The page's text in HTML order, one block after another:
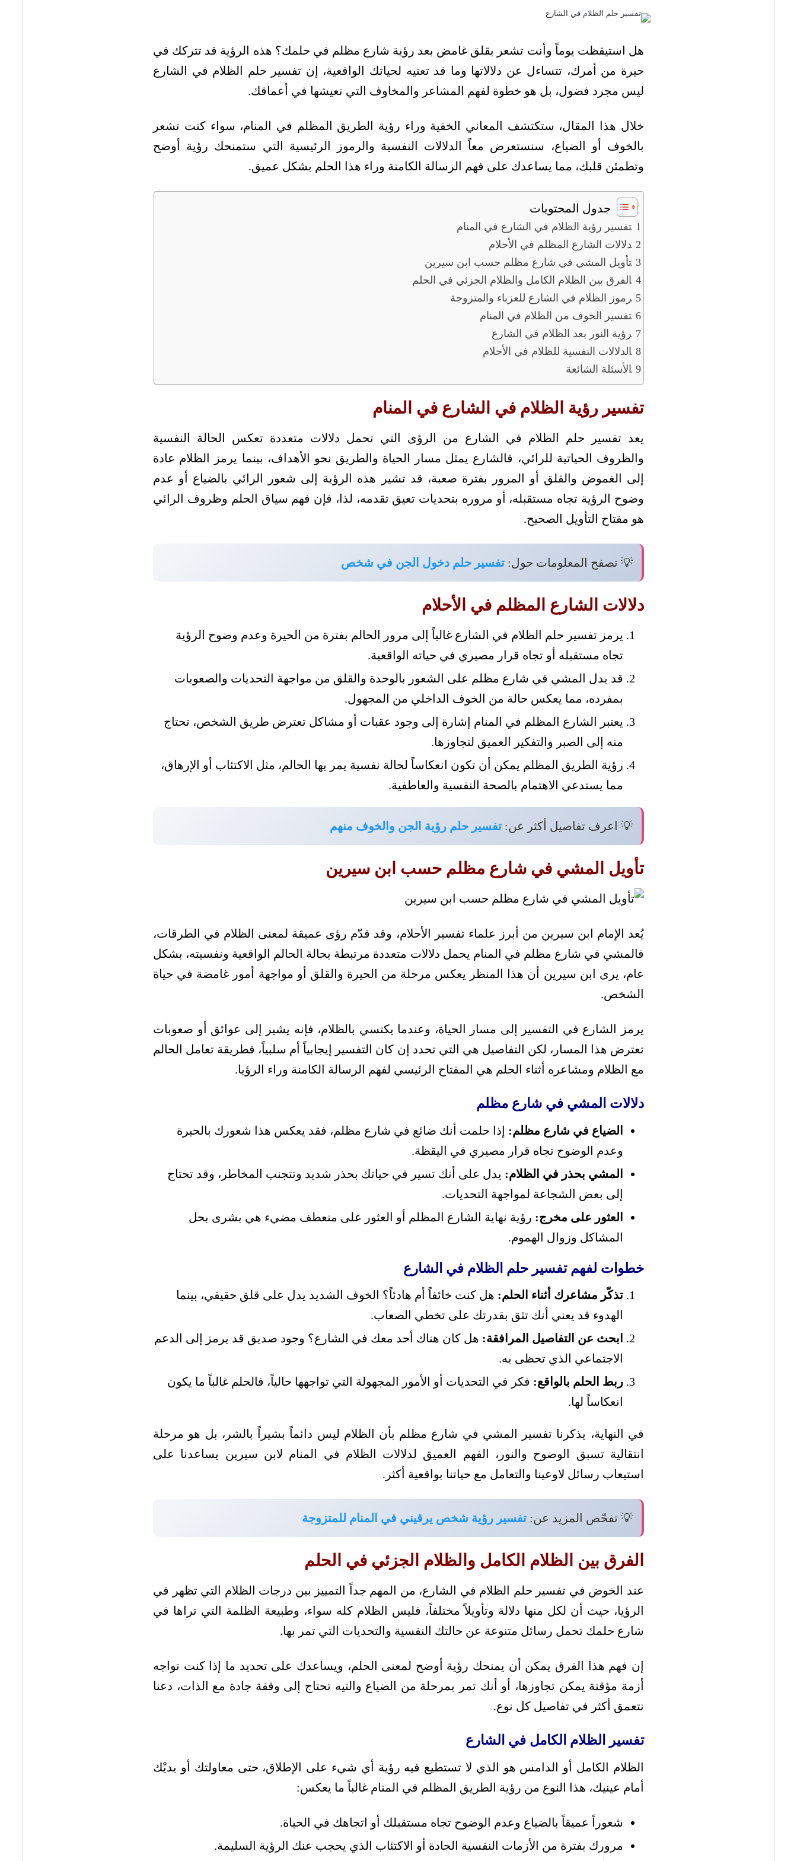
هل استيقظت يوماً وأنت تشعر بقلق غامض بعد رؤية شارع مظلم في حلمك؟ هذه الرؤية قد تتركك في
حيرة من أمرك، تتساءل عن دلالاتها وما قد تعنيه لحياتك الواقعية، إن تفسير حلم الظلام في الشارع
ليس مجرد فضول، بل هو خطوة لفهم المشاعر والمخاوف التي تعيشها في أعماقك.
خلال هذا المقال، ستكتشف المعاني الخفية وراء رؤية الطريق المظلم في المنام، سواء كنت تشعر
بالخوف أو الضياع، سنستعرض معاً الدلالات النفسية والرموز الرئيسية التي ستمنحك رؤية أوضح
وتطمئن قلبك، مما يساعدك على فهم الرسالة الكامنة وراء هذا الحلم بشكل عميق.
جدول المحتويات
تفسير رؤية الظلام في الشارع في المنام
دلالات الشارع المظلم في الأحلام
تأويل المشي في شارع مظلم حسب ابن سيرين
الفرق بين الظلام الكامل والظلام الجزئي في الحلم
رموز الظلام في الشارع للعزباء والمتزوجة
تفسير الخوف من الظلام في المنام
رؤية النور بعد الظلام في الشارع
الدلالات النفسية للظلام في الأحلام
الأسئلة الشائعة
تفسير رؤية الظلام في الشارع في المنام
يعد تفسير حلم الظلام في الشارع من الرؤى التي تحمل دلالات متعددة تعكس الحالة النفسية
والظروف الحياتية للرائي، فالشارع يمثل مسار الحياة والطريق نحو الأهداف، بينما يرمز الظلام عادة
إلى الغموض والقلق أو المرور بفترة صعبة، قد تشير هذه الرؤية إلى شعور الرائي بالضياع أو عدم
وضوح الرؤية تجاه مستقبله، أو مروره بتحديات تعيق تقدمه، لذا، فإن فهم سياق الحلم وظروف الرائي
هو مفتاح التأويل الصحيح.
💡 تصفح المعلومات حول:تفسير حلم دخول الجن في شخص
دلالات الشارع المظلم في الأحلام
يرمز تفسير حلم الظلام في الشارع غالباً إلى مرور الحالم بفترة من الحيرة وعدم وضوح الرؤية
تجاه مستقبله أو تجاه قرار مصيري في حياته الواقعية.
قد يدل المشي في شارع مظلم على الشعور بالوحدة والقلق من مواجهة التحديات والصعوبات
بمفرده، مما يعكس حالة من الخوف الداخلي من المجهول.
يعتبر الشارع المظلم في المنام إشارة إلى وجود عقبات أو مشاكل تعترض طريق الشخص، تحتاج
منه إلى الصبر والتفكير العميق لتجاوزها.
رؤية الطريق المظلم يمكن أن تكون انعكاساً لحالة نفسية يمر بها الحالم، مثل الاكتئاب أو الإرهاق،
مما يستدعي الاهتمام بالصحة النفسية والعاطفية.
💡 اعرف تفاصيل أكثر عن:تفسير حلم رؤية الجن والخوف منهم
تأويل المشي في شارع مظلم حسب ابن سيرين
يُعد الإمام ابن سيرين من أبرز علماء تفسير الأحلام، وقد قدّم رؤى عميقة لمعنى الظلام في الطرقات،
فالمشي في شارع مظلم في المنام يحمل دلالات متعددة مرتبطة بحالة الحالم الواقعية ونفسيته، بشكل
عام، يرى ابن سيرين أن هذا المنظر يعكس مرحلة من الحيرة والقلق أو مواجهة أمور غامضة في حياة
الشخص.
يرمز الشارع في التفسير إلى مسار الحياة، وعندما يكتسي بالظلام، فإنه يشير إلى عوائق أو صعوبات
تعترض هذا المسار، لكن التفاصيل هي التي تحدد إن كان التفسير إيجابياً أم سلبياً، فطريقة تعامل الحالم
مع الظلام ومشاعره أثناء الحلم هي المفتاح الرئيسي لفهم الرسالة الكامنة وراء الرؤيا.
دلالات المشي في شارع مظلم
الضياع في شارع مظلم: إذا حلمت أنك ضائع في شارع مظلم، فقد يعكس هذا شعورك بالحيرة
وعدم الوضوح تجاه قرار مصيري في اليقظة.
المشي بحذر في الظلام: يدل على أنك تسير في حياتك بحذر شديد وتتجنب المخاطر، وقد تحتاج
إلى بعض الشجاعة لمواجهة التحديات.
العثور على مخرج: رؤية نهاية الشارع المظلم أو العثور على منعطف مضيء هي بشرى بحل
المشاكل وزوال الهموم.
خطوات لفهم تفسير حلم الظلام في الشارع
تذكّر مشاعرك أثناء الحلم: هل كنت خائفاً أم هادئاً؟ الخوف الشديد يدل على قلق حقيقي، بينما
الهدوء قد يعني أنك تثق بقدرتك على تخطي الصعاب.
ابحث عن التفاصيل المرافقة: هل كان هناك أحد معك في الشارع؟ وجود صديق قد يرمز إلى الدعم
الاجتماعي الذي تحظى به.
ربط الحلم بالواقع: فكر في التحديات أو الأمور المجهولة التي تواجهها حالياً، فالحلم غالباً ما يكون
انعكاساً لها.
في النهاية، يذكرنا تفسير المشي في شارع مظلم بأن الظلام ليس دائماً بشيراً بالشر، بل هو مرحلة
انتقالية تسبق الوضوح والنور، الفهم العميق لدلالات الظلام في المنام لابن سيرين يساعدنا على
استيعاب رسائل لاوعينا والتعامل مع حياتنا بواقعية أكثر.
💡 تفحّص المزيد عن:تفسير رؤية شخص يرقيني في المنام للمتزوجة
الفرق بين الظلام الكامل والظلام الجزئي في الحلم
عند الخوض في تفسير حلم الظلام في الشارع، من المهم جداً التمييز بين درجات الظلام التي تظهر في
الرؤيا، حيث أن لكل منها دلالة وتأويلاً مختلفاً، فليس الظلام كله سواء، وطبيعة الظلمة التي تراها في
شارع حلمك تحمل رسائل متنوعة عن حالتك النفسية والتحديات التي تمر بها.
إن فهم هذا الفرق يمكن أن يمنحك رؤية أوضح لمعنى الحلم، ويساعدك على تحديد ما إذا كنت تواجه
أزمة مؤقتة يمكن تجاوزها، أو أنك تمر بمرحلة من الضياع والتيه تحتاج إلى وقفة جادة مع الذات، دعنا
نتعمق أكثر في تفاصيل كل نوع.
تفسير الظلام الكامل في الشارع
الظلام الكامل أو الدامس هو الذي لا تستطيع فيه رؤية أي شيء على الإطلاق، حتى معاولتك أو يديْك
أمام عينيك، هذا النوع من رؤية الطريق المظلم في المنام غالباً ما يعكس:
شعوراً عميقاً بالضياع وعدم الوضوح تجاه مستقبلك أو اتجاهك في الحياة.
مرورك بفترة من الأزمات النفسية الحادة أو الاكتئاب الذي يحجب عنك الرؤية السليمة.